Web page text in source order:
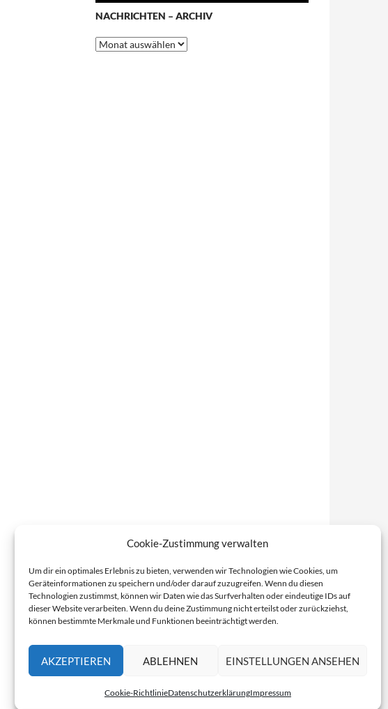
Cookie-Zustimmung verwalten
Um dir ein optimales Erlebnis zu bieten, verwenden wir Technologien wie Cookies, um
Geräteinformationen zu speichern und/oder darauf zuzugreifen. Wenn du diesen
Technologien zustimmst, können wir Daten wie das Surfverhalten oder eindeutige IDs auf
dieser Website verarbeiten. Wenn du deine Zustimmung nicht erteilst oder zurückziehst,
können bestimmte Merkmale und Funktionen beeinträchtigt werden.
AKZEPTIEREN ABLEHNEN EINSTELLUNGEN ANSEHEN
Cookie-RichtlinieDatenschutzerklärungImpressum
NACHRICHTEN – ARCHIV
Nachrichten
–